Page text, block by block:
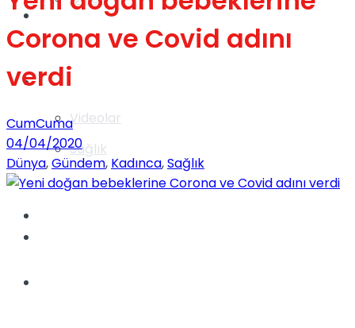
Videolar
Gündem
Yaşam
Sağlık
Corona ve Covid adını
verdi
CumCuma
04/04/2020
Dünya,Gündem, Kadınca,Sağlık